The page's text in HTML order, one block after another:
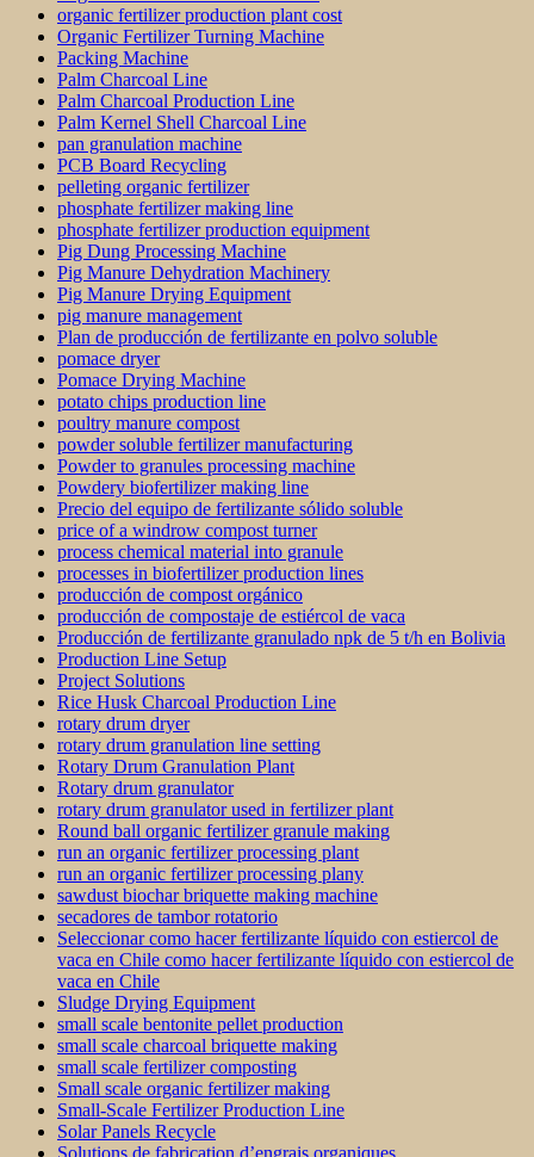
organic fertilizer production plant cost
Organic Fertilizer Turning Machine
Packing Machine
Palm Charcoal Line
Palm Charcoal Production Line
Palm Kernel Shell Charcoal Line
pan granulation machine
PCB Board Recycling
pelleting organic fertilizer
phosphate fertilizer making line
phosphate fertilizer production equipment
Pig Dung Processing Machine
Pig Manure Dehydration Machinery
Pig Manure Drying Equipment
pig manure management
Plan de producción de fertilizante en polvo soluble
pomace dryer
Pomace Drying Machine
potato chips production line
poultry manure compost
powder soluble fertilizer manufacturing
Powder to granules processing machine
Powdery biofertilizer making line
Precio del equipo de fertilizante sólido soluble
price of a windrow compost turner
process chemical material into granule
processes in biofertilizer production lines
producción de compost orgánico
producción de compostaje de estiércol de vaca
Producción de fertilizante granulado npk de 5 t/h en Bolivia
Production Line Setup
Project Solutions
Rice Husk Charcoal Production Line
rotary drum dryer
rotary drum granulation line setting
Rotary Drum Granulation Plant
Rotary drum granulator
rotary drum granulator used in fertilizer plant
Round ball organic fertilizer granule making
run an organic fertilizer processing plant
run an organic fertilizer processing plany
sawdust biochar briquette making machine
secadores de tambor rotatorio
Seleccionar como hacer fertilizante líquido con estiercol de
vaca en Chile como hacer fertilizante líquido con estiercol de
vaca en Chile
Sludge Drying Equipment
small scale bentonite pellet production
small scale charcoal briquette making
small scale fertilizer composting
Small scale organic fertilizer making
Small-Scale Fertilizer Production Line
Solar Panels Recycle